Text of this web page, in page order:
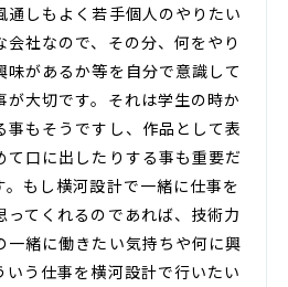
通しもよく若手個人のやりたい
会社なので、その分、何をやり
味があるか等を自分で意識して
が大切です。それは学生の時か
事もそうですし、作品として表
て口に出したりする事も重要だ
。もし横河設計で一緒に仕事を
ってくれるのであれば、技術力
一緒に働きたい気持ちや何に興
いう仕事を横河設計で行いたい